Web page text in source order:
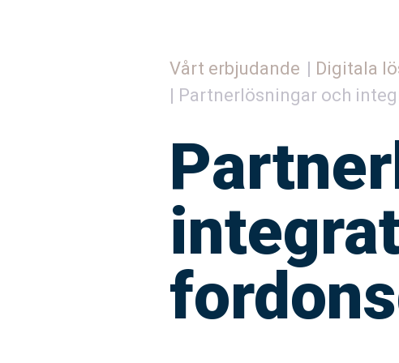
Vårt erbjudande Digitala
Partnerlösningar och